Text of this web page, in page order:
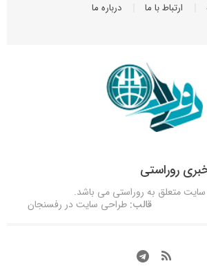
ارتباط با ما درباره ما
روراستی
متعلق به روراستی می باشد.
قالب: طراحی سایت در رفسنجان